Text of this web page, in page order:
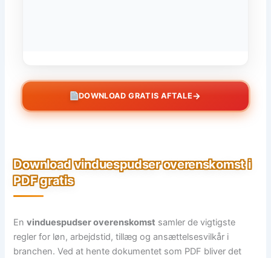
DOWNLOAD GRATIS AFTALE→
Download vinduespudser overenskomst i
PDF gratis
Envinduespudser overenskomst samler de vigtigste
regler for løn, arbejdstid, tillæg og ansættelsesvilkår i
branchen. Ved at hente dokumentet som PDF bliver det